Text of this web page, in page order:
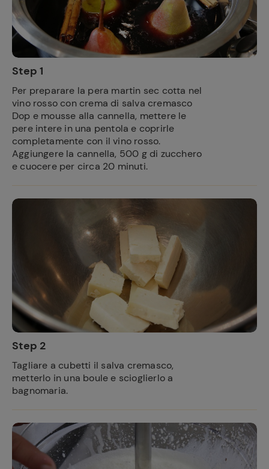
Step 1
Per preparare la pera martin sec cotta nel
vino rosso con crema di salva cremasco
Dop e mousse alla cannella, mettere le
pere intere in una pentola e coprirle
completamente con il vino rosso.
Aggiungere la cannella, 500 g di zucchero
e cuocere per circa 20 minuti.
Step 2
Tagliare a cubetti il salva cremasco,
metterlo in una boule e scioglierlo a
bagnomaria.